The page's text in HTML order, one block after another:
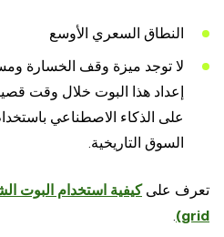
النطاق السعري الأوسع
لا توجد ميزة وقف الخسارة
إعداد هذا البوت خلال وقت
على الذكاء الاصطناعي
السوق التاريخية.
تعرف على
grid)
.